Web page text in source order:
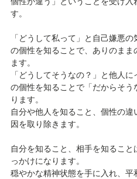
す。
「どうして私って」と自己嫌悪
の個性を知ることで、ありのまま
ます。
「どうしてそうなの？」と他人
の個性を知ることで「だからそ
ります。
自分や他人を知ること、個性の
因を取り除きます。
自分を知ること、相手を知るこ
っかけになります。
穏やかな精神状態を手に入れ、